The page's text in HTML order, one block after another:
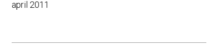
april 2011